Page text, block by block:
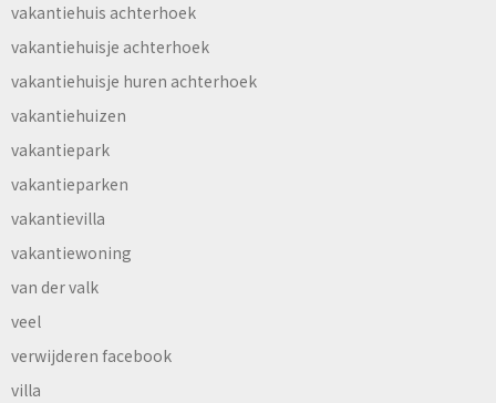
vakantiehuis achterhoek
vakantiehuisje achterhoek
vakantiehuisje huren achterhoek
vakantiehuizen
vakantiepark
vakantieparken
vakantievilla
vakantiewoning
van der valk
veel
verwijderen facebook
villa